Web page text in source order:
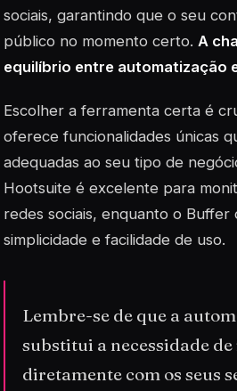
sociais, garantindo que o seu
público no momento certo. A
equilíbrio entre automatização
Escolher a ferramenta certa é
oferece funcionalidades únicas
adequadas ao seu tipo de
Hootsuite é excelente para
redes sociais, enquanto o Buffer
simplicidade e facilidade de uso.
Lembre-se de que a
substitui a necessidade
diretamente com os seus